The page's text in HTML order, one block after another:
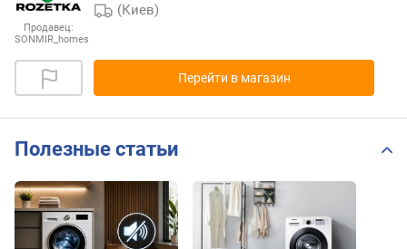
Продавец:
SONMIR_homes
(Киев)
Перейти в магазин
Полезные статьи